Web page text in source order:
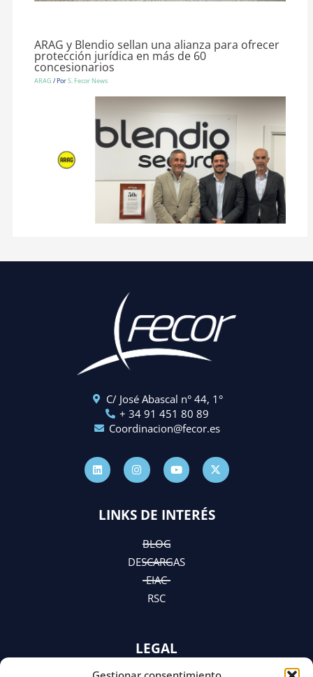
ARAG y Blendio sellan una alianza para ofrecer
protección jurídica en más de 60
concesionarios
ARAG / PorS. Fecor News
C/ José Abascal n° 44, 1°
+ 34 91 451 80 89
Coordinacion@fecor.es
L
i
n
k
I
n
s
t
r
m
Y
o
u
t
e
X
-
t
w
t
LINKS DE INTERÉS
BLOG
DESCARGAS
EIAC
RSC
LEGAL